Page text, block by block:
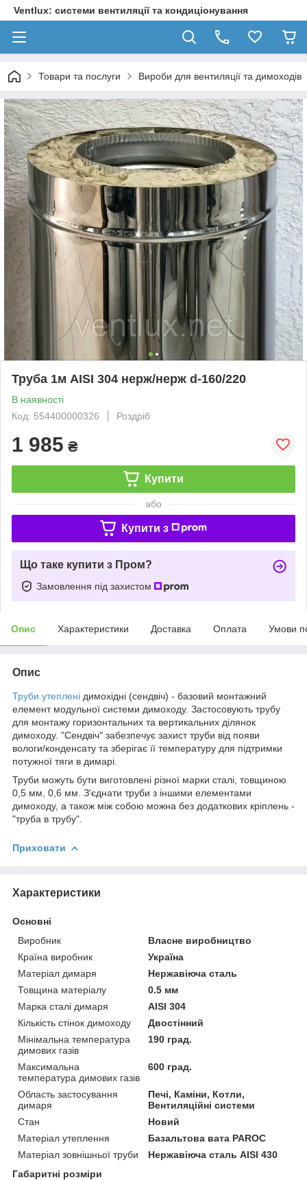
Ventlux: системи вентиляції та кондиціонування
Товари та послуги Вироби для вентиляції та димоходів
Труба 1м AISI 304 нерж/нерж d-160/220
В наявності
Код: 554400000326
Роздріб
1 985 ₴
Купити
або
Купити з
Що таке купити з Пром?
Замовлення під захистом
Опис Характеристики Доставка Оплата Умови
Опис
Труби утеплені димохідні (сендвіч) - базовий монтажний
елемент модульної системи димоходу. Застосовують трубу
для монтажу горизонтальних та вертикальних ділянок
димоходу. "Сендвіч" забезпечує захист труби від появи
вологи/конденсату та зберігає її температуру для підтримки
потужної тяги в димарі.
Труби можуть бути виготовлені різної марки сталі, товщиною
0,5 мм, 0,6 мм. З'єднати труби з іншими елементами
димоходу, а також між собою можна без додаткових кріплень -
"труба в трубу".
Приховати
Характеристики
Основні
Виробник
Власне виробництво
Країна виробник
Україна
Матеріал димаря
Нержавіюча сталь
Товщина матеріалу
0.5 мм
Марка сталі димаря
AISI 304
Кількість стінок димоходу
Двостінний
Мінімальна температура
димових газів
190 град.
Максимальна
температура димових газів
600 град.
Область застосування
димаря
Печі, Каміни, Котли,
Вентиляційні системи
Стан
Новий
Матеріал утеплення
Базальтова вата PAROC
Матеріал зовнішньої труби
Нержавіюча сталь AISI 430
Габаритні розміри